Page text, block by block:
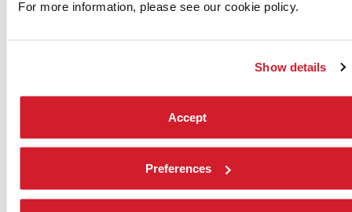
For more information, please see our cookie policy.
Show details
Accept
Preferences
TRAILER
PRODUZIONE/DISTRIBUZIONE
PRODUZIONE 1: Nathan Anderson, Carolina Sorensen – New
13 Sunrise Lane